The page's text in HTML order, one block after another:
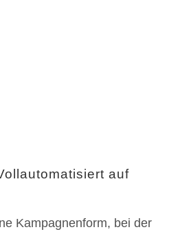
auf
Kampagnenform, bei der